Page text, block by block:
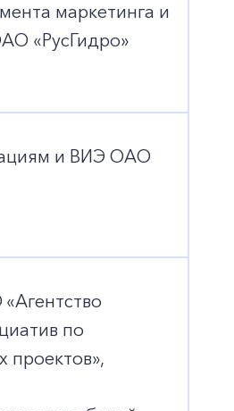
маркетинга и
«РусГидро»
и ВИЭ ОАО
по